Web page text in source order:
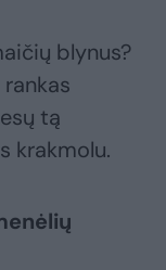
blynus?
tą
krakmolu.